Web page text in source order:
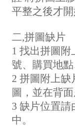
平整之後才
二,拼圖缺片
1 找出拼圖
號、購買地
2 拼圖附上
圖，並在背
3 缺片位置
中。